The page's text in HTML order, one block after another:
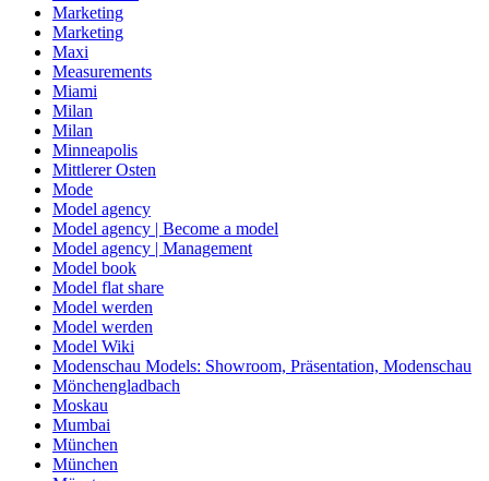
Marketing
Marketing
Maxi
Measurements
Miami
Milan
Milan
Minneapolis
Mittlerer Osten
Mode
Model agency
Model agency | Become a model
Model agency | Management
Model book
Model flat share
Model werden
Model werden
Model Wiki
Modenschau Models: Showroom, Präsentation, Modenschau
Mönchengladbach
Moskau
Mumbai
München
München